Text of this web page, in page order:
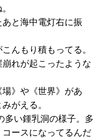
と海中電灯右に振
んもり積もってる。
れが起こったような
》や《世界》があ
がえる。
多い鍾乳洞の様子。多
ースになってるんだ